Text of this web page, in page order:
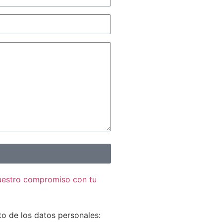
compromiso con tu
de los datos personales: